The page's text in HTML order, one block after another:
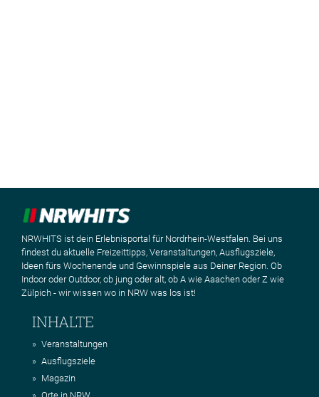
NRWHITS ist dein Erlebnisportal für Nordrhein-Westfalen. Bei uns
findest du aktuelle Freizeittipps, Veranstaltungen, Ausflugsziele,
Ideen fürs Wochenende und Gewinnspiele aus Deiner Region. Ob
Indoor oder Outdoor, ob jung oder alt, ob A wie Aaachen oder Z wie
Zülpich - wir wissen wo in NRW was los ist!
INHALTE
Veranstaltungen
Ausflugsziele
Magazin